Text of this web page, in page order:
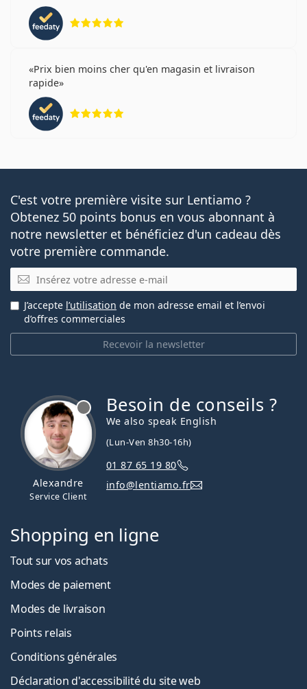
Prix bien moins cher qu'en magasin et livraison
rapide
C'est votre première visite sur Lentiamo ?
Obtenez 50 points bonus en vous abonnant à
notre newsletter et bénéficiez d'un cadeau dès
votre première commande.
E-mail
Recevoir la newsletter
J’accepte l’utilisation de mon adresse email et l’envoi
d’offres commerciales
Alexandre
Service Client
Besoin de conseils ?
We also speak English
(Lun-Ven 8h30-16h)
01 87 65 19 80
info@lentiamo.fr
Shopping en ligne
Tout sur vos achats
Modes de paiement
Modes de livraison
Points relais
Conditions générales
Déclaration d'accessibilité du site web